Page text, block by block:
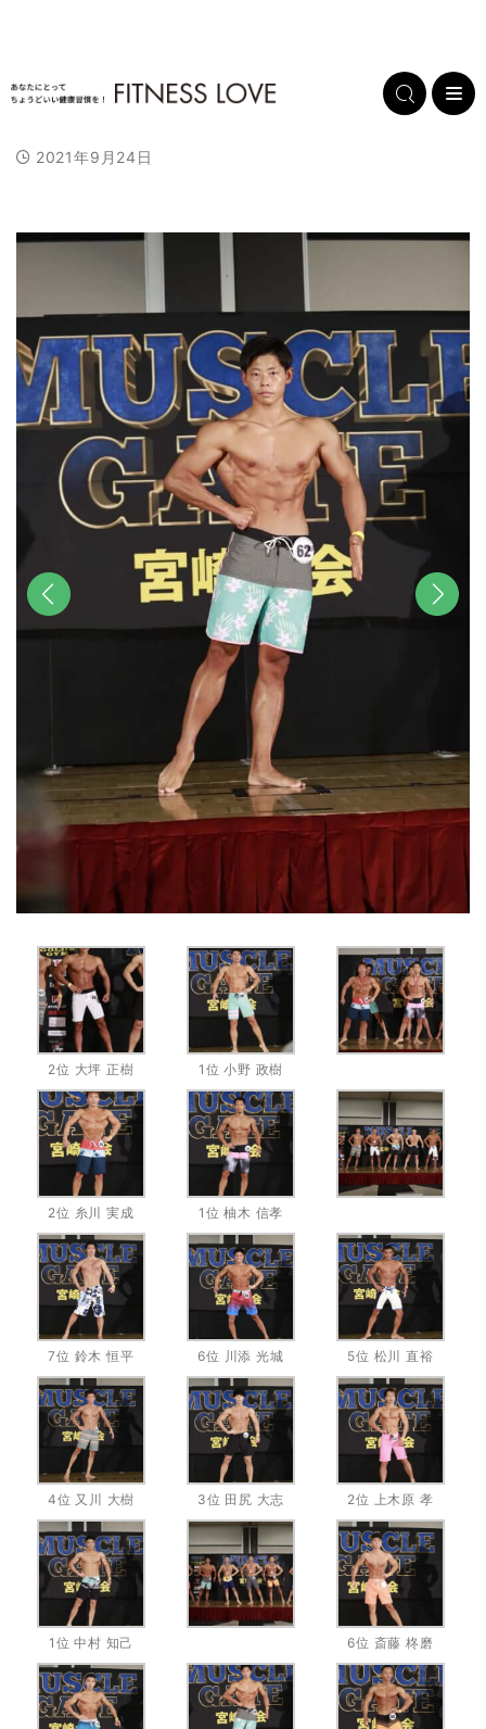
2021年9月24日
前へ
2位 大坪 正樹 1位 小野 政樹
2位 糸川 実成 1位 柚木 信孝
7位 鈴木 恒平 6位 川添 光城 5位 松川 直裕
4位 又川 大樹 3位 田尻 大志 2位 上木原 孝
1位 中村 知己 6位 斎藤 柊磨